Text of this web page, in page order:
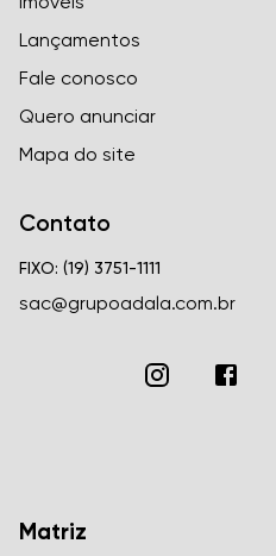
Lançamentos
Fale conosco
Quero anunciar
Mapa do site
Contato
FIXO: (19) 3751-1111
sac@grupoadala.com.br
Matriz